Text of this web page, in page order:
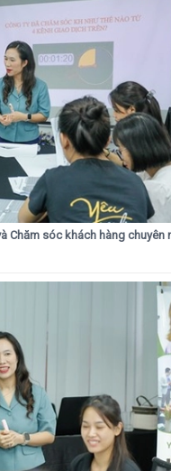
Chăm sóc khách hàng chuyên